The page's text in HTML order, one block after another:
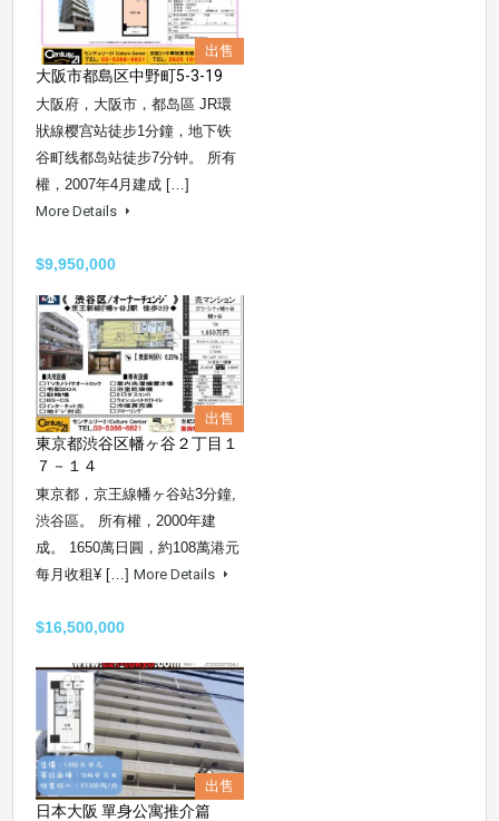
出售
大阪市都島区中野町5-3-19
大阪府，大阪市，都岛區 JR環
狀線樱宫站徒步1分鐘，地下铁
谷町线都岛站徒步7分钟。 所有
權，2007年4月建成 […]
More Details
$9,950,000
出售
東京都渋谷区幡ヶ谷２丁目１
７－１４
東京都，京王線幡ヶ谷站3分鐘,
渋谷區。 所有權，2000年建
成。 1650萬日圓，約108萬港元
每月收租¥ […]More Details
$16,500,000
出售
日本大阪 單身公寓推介篇